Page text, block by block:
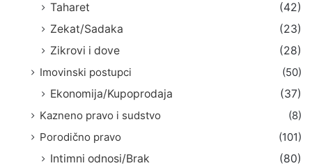
Taharet
(42)
Zekat/Sadaka
(23)
Zikrovi i dove
(28)
Imovinski postupci
(50)
Ekonomija/Kupoprodaja
(37)
Kazneno pravo i sudstvo
(8)
Porodično pravo
(101)
Intimni odnosi/Brak
(80)